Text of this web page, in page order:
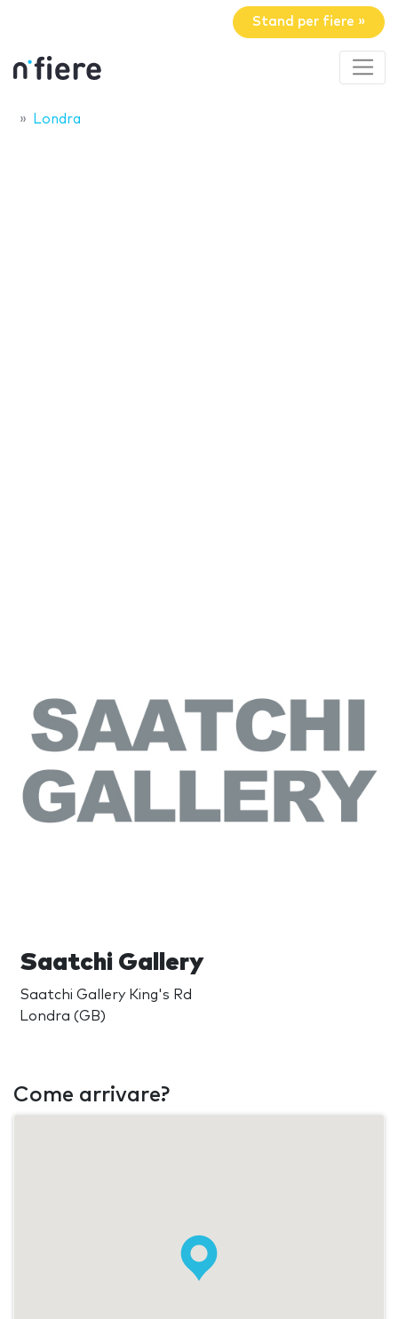
Stand per fiere »
Londra
Saatchi Gallery
Saatchi Gallery King's Rd
Londra (GB)
Come arrivare?